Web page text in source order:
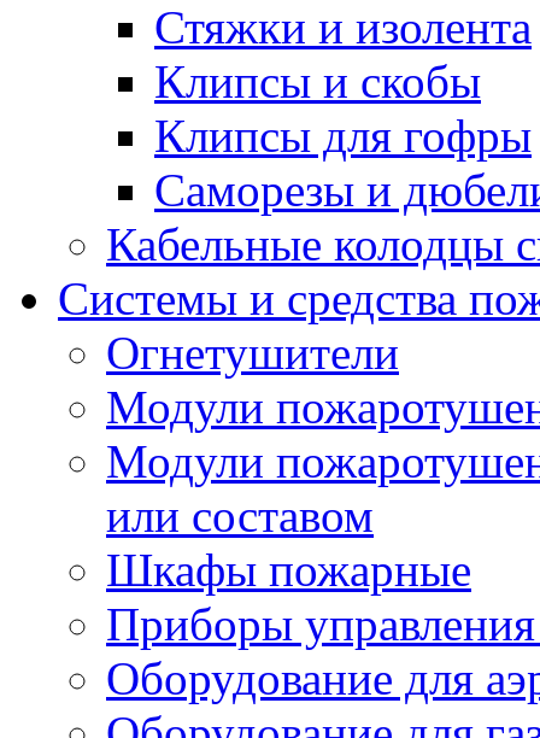
Стяжки и изолента
Клипсы и скобы
Клипсы для гофры
Саморезы и
Кабельные колодцы
Системы и средства
Огнетушители
Модули
Модули
или составом
Шкафы пожарные
Приборы
Оборудование для